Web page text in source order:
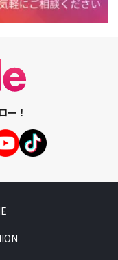
ー！